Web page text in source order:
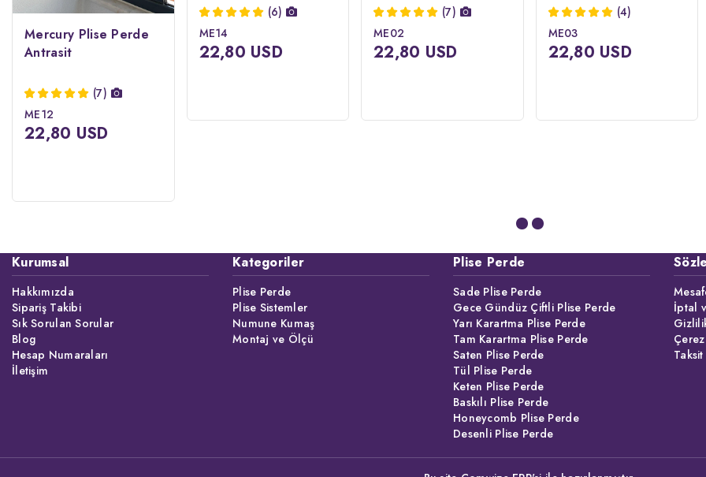
Mercury Plise Perde
Antrasit
(7)
ME12
22,80 USD
(6)
ME14
22,80 USD
(7)
ME02
22,80 USD
(4)
ME03
22,80 USD
Kurumsal
Hakkımızda
Sipariş Takibi
Sık Sorulan Sorular
Blog
Hesap Numaraları
İletişim
Kategoriler
Plise Perde
Plise Sistemler
Numune Kumaş
Montaj ve Ölçü
Plise Perde
Sade Plise Perde
Gece Gündüz Çiftli Plise Perde
Yarı Karartma Plise Perde
Tam Karartma Plise Perde
Saten Plise Perde
Tül Plise Perde
Keten Plise Perde
Baskılı Plise Perde
Honeycomb Plise Perde
Desenli Plise Perde
İptal